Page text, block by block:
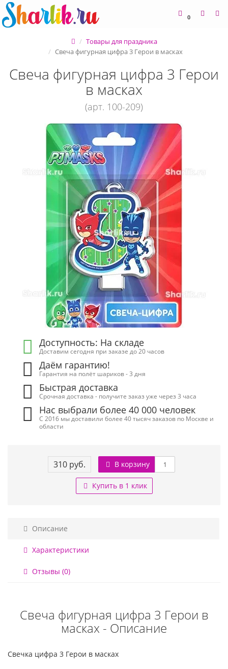
0
Товары для праздника
Свеча фигурная цифра 3 Герои в масках
Свеча фигурная цифра 3 Герои
в масках
(арт. 100-209)
Доступность: На складе
Доставим сегодня при заказе до 20 часов
Даём гарантию!
Гарантия на полёт шариков - 3 дня
Быстрая доставка
Срочная доставка - получите заказ уже через 3 часа
Нас выбрали более 40 000 человек
С 2016 мы доставили более 40 тысяч заказов по Москве и
области
310 руб. В корзину
Купить в 1 клик
Описание
Характеристики
Отзывы (0)
Свеча фигурная цифра 3 Герои в
масках - Описание
Свечка цифра 3 Герои в масках